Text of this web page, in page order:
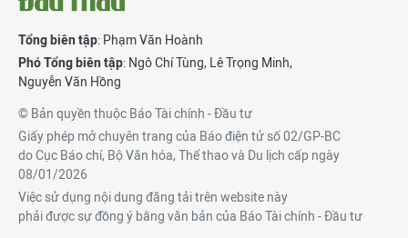
Tổng biên tập: Phạm Văn Hoành
Phó Tổng biên tập: Ngô Chí Tùng, Lê Trọng Minh,
Nguyễn Văn Hồng
© Bản quyền thuộc Báo Tài chính - Đầu tư
Giấy phép mở chuyên trang của Báo điện tử số 02/GP-BC
do Cục Báo chí, Bộ Văn hóa, Thể thao và Du lịch cấp ngày
08/01/2026
Việc sử dụng nội dung đăng tải trên website này
phải được sự đồng ý bằng văn bản của Báo Tài chính - Đầu tư